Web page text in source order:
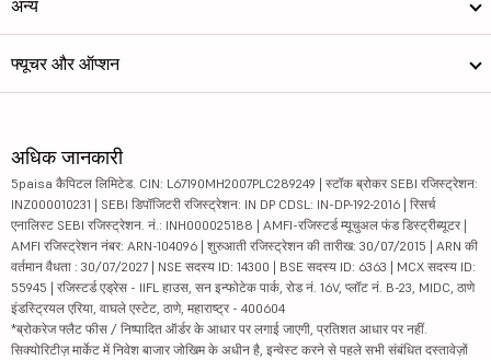
अन्य
फ्यूचर और ऑप्शन
अधिक जानकारी
5paisa कैपिटल लिमिटेड. CIN: L67190MH2007PLC289249 | स्टॉक ब्रोकर SEBI रजिस्ट्रेशन:
INZ000010231 | SEBI डिपॉजिटरी रजिस्ट्रेशन: IN DP CDSL: IN-DP-192-2016 | रिसर्च
एनालिस्ट SEBI रजिस्ट्रेशन. नं.: INH000025188 | AMFI-रजिस्टर्ड म्यूचुअल फंड डिस्ट्रीब्यूटर |
AMFI रजिस्ट्रेशन नंबर: ARN-104096 | शुरुआती रजिस्ट्रेशन की तारीख: 30/07/2015 | ARN की
वर्तमान वैधता : 30/07/2027 | NSE सदस्य ID: 14300 | BSE सदस्य ID: 6363 | MCX सदस्य ID:
55945 | रजिस्टर्ड एड्रेस - IIFL हाउस, सन इन्फोटेक पार्क, रोड नं. 16V, प्लॉट नं. B-23, MIDC, ठाणे
इंडस्ट्रियल एरिया, वाघले एस्टेट, ठाणे, महाराष्ट्र - 400604
*ब्रोकरेज फ्लैट फीस / निष्पादित ऑर्डर के आधार पर लगाई जाएगी, प्रतिशत आधार पर नहीं.
सिक्योरिटीज़ मार्केट में निवेश बाजार जोखिम के अधीन है, इन्वेस्ट करने से पहले सभी संबंधित दस्तावेज़ों